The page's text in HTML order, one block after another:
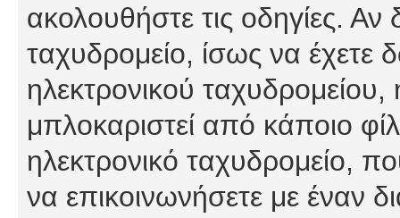
ακολουθήστε τις οδηγίες. Αν
ταχυδρομείο, ίσως να έχετε
ηλεκτρονικού ταχυδρομείου,
μπλοκαριστεί από κάποιο
ηλεκτρονικό ταχυδρομείο,
να επικοινωνήσετε με έναν